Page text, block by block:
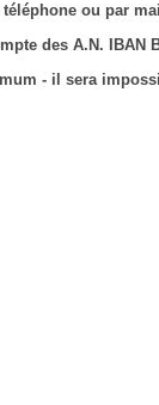
ou par
des A.N. IBAN
- il sera